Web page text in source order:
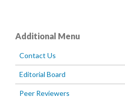
Additional Menu
Contact Us
Editorial Board
Peer Reviewers